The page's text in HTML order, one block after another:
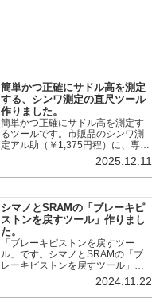
簡単かつ正確にサドル高を測定
する、シンワ測定の直尺ツール
作りました。
簡単かつ正確にサドル高を測定す
るツールです。市販品のシンワ測
定アル助（￥1,375円程）に、専用
のサドル高測定ツールを取り付け
て使用します。これまで以上に、
サドル高を容易に測定できるよう
Sokutei) アルミ直尺 アル助 1m ホ
ワイト 65445posted at 2025.12.12
シンワ測定(Shinwa Sokutei)
￥1,375Amazon.c...
2025.12.11
シマノとSRAMの「ブレーキピ
ストンを戻すツール」作りまし
た。
「ブレーキピストンを戻すツー
ル」です。シマノとSRAMの「ブ
レーキピストンを戻すツール」作
りました。出したからには、戻す
必要が。。。でも、タイヤレバー
や六角レンチはつかってはダメだ
2024.11.22